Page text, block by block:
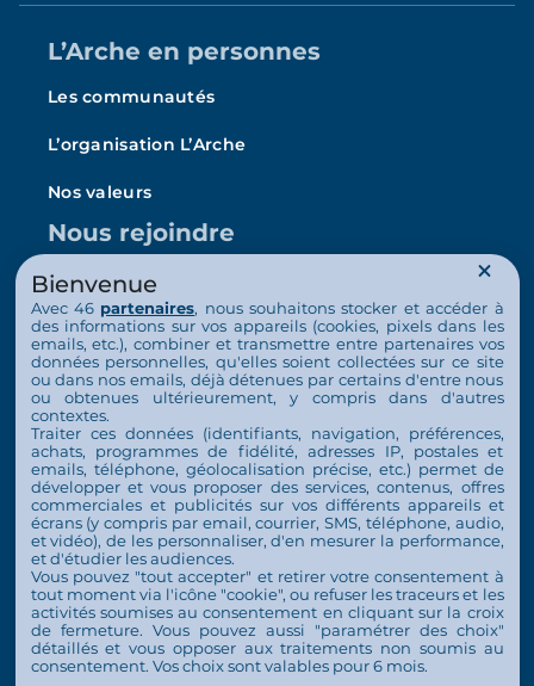
L’Arche en personnes
Les communautés
L’organisation L’Arche
Nos valeurs
Nous rejoindre
Emploi
Bénévolat
Habitat solidaire
Nous soutenir
Faire un don ponctuel
Faire un don mensuel
Contact
Espace Presse
Bienvenue
Avec 46 partenaires, nous souhaitons stocker et accéder à
des informations sur vos appareils (cookies, pixels dans les
emails, etc.), combiner et transmettre entre partenaires vos
données personnelles, qu'elles soient collectées sur ce site
ou dans nos emails, déjà détenues par certains d'entre nous
ou obtenues ultérieurement, y compris dans d'autres
contextes.
Traiter ces données (identifiants, navigation, préférences,
achats, programmes de fidélité, adresses IP, postales et
emails, téléphone, géolocalisation précise, etc.) permet de
développer et vous proposer des services, contenus, offres
commerciales et publicités sur vos différents appareils et
écrans (y compris par email, courrier, SMS, téléphone, audio,
et vidéo), de les personnaliser, d'en mesurer la performance,
et d'étudier les audiences.
Vous pouvez "tout accepter" et retirer votre consentement à
tout moment via l'icône "cookie", ou refuser les traceurs et les
activités soumises au consentement en cliquant sur la croix
de fermeture. Vous pouvez aussi "paramétrer des choix"
détaillés et vous opposer aux traitements non soumis au
consentement. Vos choix sont valables pour 6 mois.